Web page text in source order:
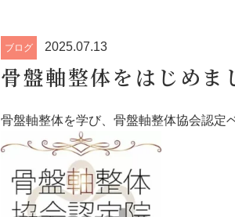
ブログ 2025.07.13
骨盤軸整体をはじめま
骨盤軸整体を学び、骨盤軸整体協会認定